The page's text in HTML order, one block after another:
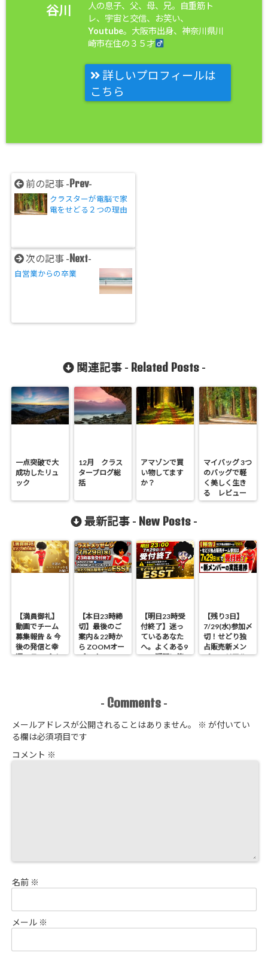
谷川
人の息子、父、母、兄。自重筋ト
レ、宇宙と交信、お笑い、
Youtube。大阪市出身、神奈川県川
崎市在住の３５才
詳しいプロフィールは
こちら
前の記事 -Prev-
クラスターが電脳で家
電をせどる２つの理由
次の記事 -Next-
自営業からの卒業
関連記事 - Related Posts-
一点突破で大
成功したリュ
ック
12月 クラス
ターブログ総
括
アマゾンで買
い物してます
か？
マイバッグ 3つ
のバッグで軽
く美しく生き
る レビュー
最新記事 - New Posts -
【満員御礼】
動画でチーム
募集報告 ＆ 今
後の発信と幸
運のラッパイ
【本日23時締
切】最後のご
案内＆22時か
ら ZOOMオー
プンオフィス
【明日23時受
付終了】迷っ
ているあなた
へ。よくある9
つの疑問に答
【残り3日】
7/29(水)参加〆
切！せどり独
占販売新メン
バーのリアル
- Comments -
メールアドレスが公開されることはありません。 ※ が付いてい
る欄は必須項目です
コメント ※
名前 ※
メール ※